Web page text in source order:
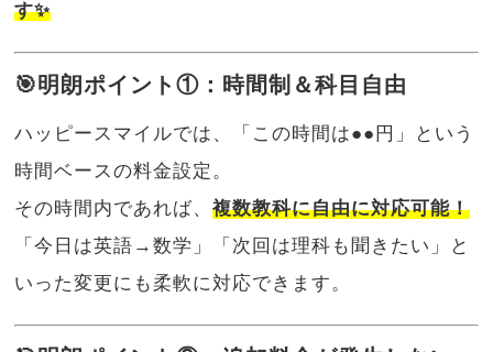
す✨
🎯明朗ポイント①：時間制＆科目自由
ハッピースマイルでは、「この時間は●●円」という
時間ベースの料金設定。
その時間内であれば、複数教科に自由に対応可能！
「今日は英語→数学」「次回は理科も聞きたい」と
いった変更にも柔軟に対応できます。